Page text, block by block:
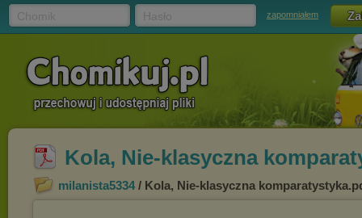
zapomniałem
Kola, Nie-klasyczna
milanista5334/ Kola, Nie-klasyczna